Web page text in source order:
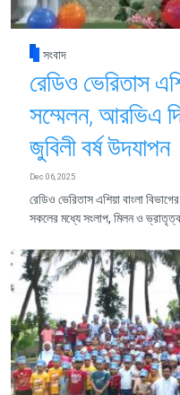
সংবাদ
রেডিও ভেরিতাস
সম্মেলন, আরভিএ
জুবিলী বর্ষ উদযাপন
Dec 06, 2025
রেডিও ভেরিতাস এশিয়া বাংলা
সকলের মধ্যে সংলাপ, মিলন ও